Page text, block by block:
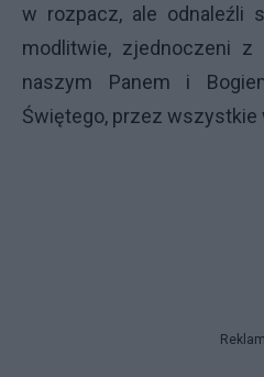
w rozpacz, ale odnaleźli
modlitwie, zjednoczeni z
naszym Panem i
Świętego, przez wszystkie